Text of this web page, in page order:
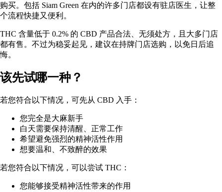
购买。包括 Siam Green 在内的许多门店都设有驻店医生，让整
个流程快捷又便利。
THC 含量低于 0.2% 的 CBD 产品合法、无须处方，且大多门店
都有售。不过为稳妥起见，建议在持牌门店选购，以免日后追
悔。
该先试哪一种？
若您符合以下情况，可先从 CBD 入手：
您完全是大麻新手
白天需要保持清醒、正常工作
希望避免强烈的精神活性作用
想要温和、不致醉的效果
若您符合以下情况，可以尝试 THC：
您能够接受精神活性带来的作用